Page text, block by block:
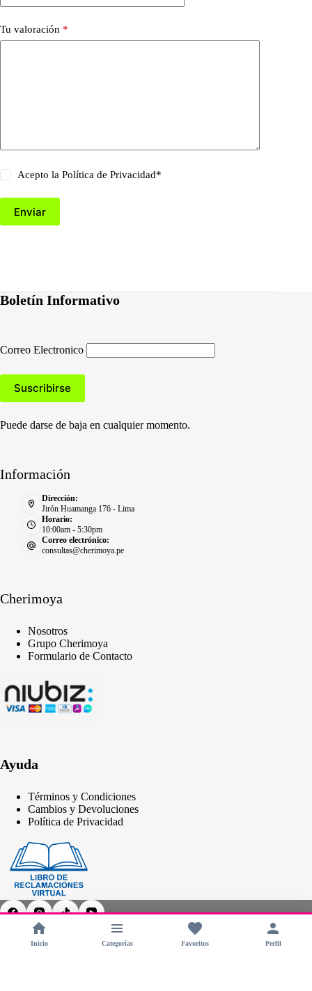
Tu valoración *
Acepto laPolítica de Privacidad*
Enviar
Boletín Informativo
Correo Electronico
Puede darse de baja en cualquier momento.
Información
Dirección:
Jirón Huamanga 176 - Lima
Horario:
10:00am - 5:30pm
Correo electrónico:
consultas@cherimoya.pe
Cherimoya
Nosotros
Grupo Cherimoya
Formulario de Contacto
Ayuda
Términos y Condiciones
Cambios y Devoluciones
Política de Privacidad
Copyright © 2026 - CHERIMOYA Perú
Inicio Categorías Favoritos Perfil